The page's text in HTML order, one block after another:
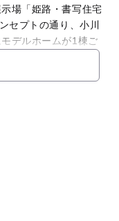
場「姫路・書写住宅
セプトの通り、小川
デルホームが1棟ご